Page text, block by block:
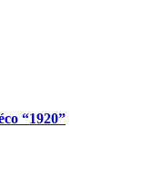
“1920”